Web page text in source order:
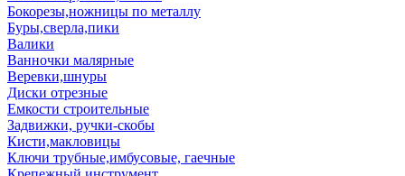
Бокорезы,ножницы по металлу
Буры,сверла,пики
Валики
Ванночки малярные
Веревки,шнуры
Диски отрезные
Емкости строительные
Задвижки, ручки-скобы
Кисти,макловицы
Ключи трубные,имбусовые, гаечные